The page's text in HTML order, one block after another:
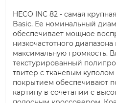
HECO INC 82 - самая
Basic. Ее номинальный
обеспечивает мощное
низкочастотного
максимальную громкость.
текстурированный
твитер с тканевым
покрытием обеспечивают
картину в сочетании с